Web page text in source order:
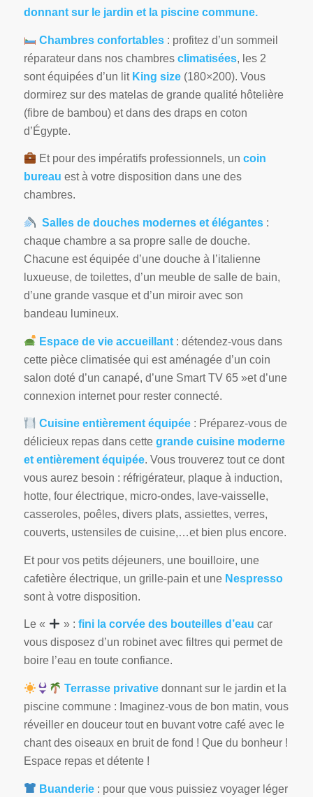
donnant sur le jardin et la piscine commune.
Chambres confortables: profitez d’un sommeil
réparateur dans nos chambres climatisées, les 2
sont équipées d’un lit King size(180×200). Vous
dormirez sur des matelas de grande qualité hôtelière
(fibre de bambou) et dans des draps en coton
d’Égypte.
Et pour des impératifs professionnels, un coin
bureau est à votre disposition dans une des
chambres.
Salles de douches modernes et élégantes:
chaque chambre a sa propre salle de douche.
Chacune est équipée d’une douche à l’italienne
luxueuse, de toilettes, d’un meuble de salle de bain,
d’une grande vasque et d’un miroir avec son
bandeau lumineux.
Espace de vie accueillant: détendez-vous dans
cette pièce climatisée qui est aménagée d’un coin
salon doté d’un canapé, d’une Smart TV 65 »et d’une
connexion internet pour rester connecté.
Cuisine entièrement équipée: Préparez-vous de
délicieux repas dans cette grande cuisine moderne
et entièrement équipée. Vous trouverez tout ce dont
vous aurez besoin : réfrigérateur, plaque à induction,
hotte, four électrique, micro-ondes, lave-vaisselle,
casseroles, poêles, divers plats, assiettes, verres,
couverts, ustensiles de cuisine,…et bien plus encore.
Et pour vos petits déjeuners, une bouilloire, une
cafetière électrique, un grille-pain et une Nespresso
sont à votre disposition.
Le « » : fini la corvée des bouteilles d’eau car
vous disposez d’un robinet avec filtres qui permet de
boire l’eau en toute confiance.
Terrasse privative donnant sur le jardin et la
piscine commune : Imaginez-vous de bon matin, vous
réveiller en douceur tout en buvant votre café avec le
chant des oiseaux en bruit de fond ! Que du bonheur !
Espace repas et détente !
Buanderie: pour que vous puissiez voyager léger